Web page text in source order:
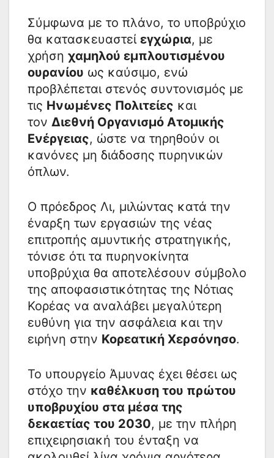
Σύμφωνα με το πλάνο, το υποβρύχιο
θα κατασκευαστεί εγχώρια, με
χρήση χαμηλού εμπλουτισμένου
ουρανίου ως καύσιμο, ενώ
προβλέπεται στενός συντονισμός με
τις Ηνωμένες Πολιτείες και
τον Διεθνή Οργανισμό Ατομικής
Ενέργειας, ώστε να τηρηθούν οι
κανόνες μη διάδοσης πυρηνικών
όπλων.
Ο πρόεδρος Λι, μιλώντας κατά την
έναρξη των εργασιών της νέας
επιτροπής αμυντικής στρατηγικής,
τόνισε ότι τα πυρηνοκίνητα
υποβρύχια θα αποτελέσουν σύμβολο
της αποφασιστικότητας της Νότιας
Κορέας να αναλάβει μεγαλύτερη
ευθύνη για την ασφάλεια και την
ειρήνη στην Κορεατική Χερσόνησο.
Το υπουργείο Άμυνας έχει θέσει ως
στόχο την καθέλκυση του πρώτου
υποβρυχίου στα μέσα της
δεκαετίας του 2030, με την πλήρη
επιχειρησιακή του ένταξη να